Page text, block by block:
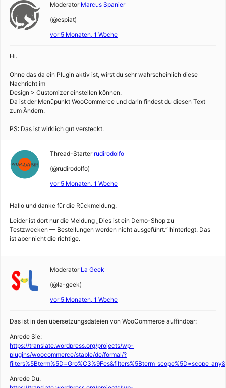
Moderator Marcus Spanier
(@espiat)
vor 5 Monaten, 1 Woche
Hi.
Ohne das da ein Plugin aktiv ist, wirst du sehr wahrscheinlich diese
Nachricht im
Design > Customizer einstellen können.
Da ist der Menüpunkt WooCommerce und darin findest du diesen Text
zum Ändern.
PS: Das ist wirklich gut versteckt.
Thread-Starter rudirodolfo
(@rudirodolfo)
vor 5 Monaten, 1 Woche
Hallo und danke für die Rückmeldung.
Leider ist dort nur die Meldung „Dies ist ein Demo-Shop zu
Testzwecken — Bestellungen werden nicht ausgeführt.“ hinterlegt. Das
ist aber nicht die richtige.
Moderator La Geek
(@la-geek)
vor 5 Monaten, 1 Woche
Das ist in den übersetzungsdateien von WooCommerce auffindbar:
Anrede Sie:
https://translate.wordpress.org/projects/wp-
plugins/woocommerce/stable/de/formal/?
Anrede Du.